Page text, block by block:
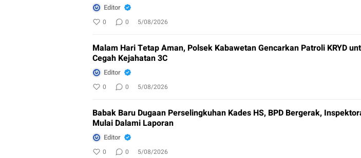
Editor
0 0 5/08/2026
Malam Hari Tetap Aman, Polsek Kabawetan Gencarkan Patroli KRYD
Cegah Kejahatan 3C
Editor
0 0 5/08/2026
Babak Baru Dugaan Perselingkuhan Kades HS, BPD Bergerak,
Mulai Dalami Laporan
Editor
0 0 5/08/2026